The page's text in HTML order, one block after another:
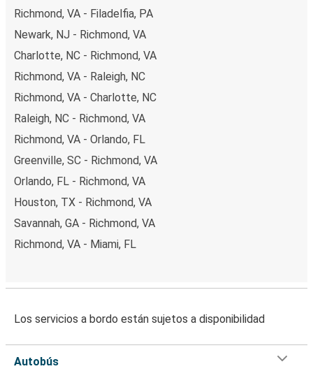
Richmond, VA - Filadelfia, PA
Newark, NJ - Richmond, VA
Charlotte, NC - Richmond, VA
Richmond, VA - Raleigh, NC
Richmond, VA - Charlotte, NC
Raleigh, NC - Richmond, VA
Richmond, VA - Orlando, FL
Greenville, SC - Richmond, VA
Orlando, FL - Richmond, VA
Houston, TX - Richmond, VA
Savannah, GA - Richmond, VA
Richmond, VA - Miami, FL
Los servicios a bordo están sujetos a disponibilidad
Autobús